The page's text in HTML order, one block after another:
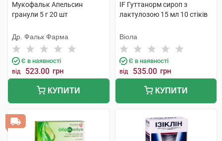
Мукофальк Апельсин
гранули 5 г 20 шт
Др. Фальк Фарма
Є в наявності
від 523.00 грн
КУПИТИ
IF Гуттанорм сироп з
лактулозою 15 мл 10 стіків
Віола
Є в наявності
від 535.00 грн
КУПИТИ